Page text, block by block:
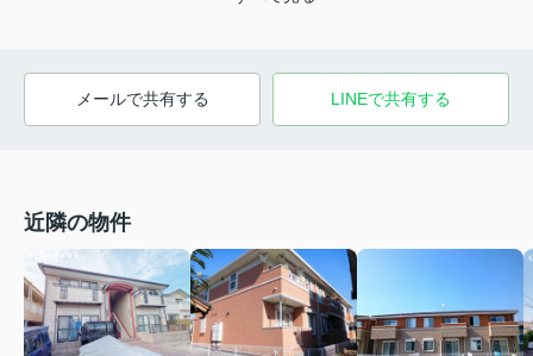
メールで共有する LINEで共有する
近隣の物件